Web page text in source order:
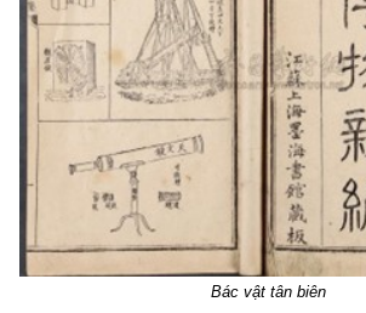
Bác vật tân biên